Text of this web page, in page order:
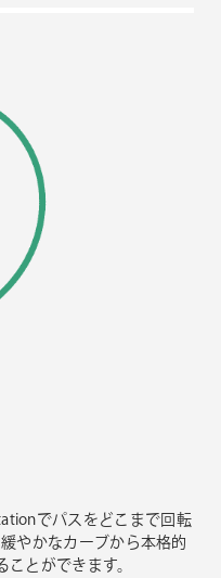
でパスをどこまで回転
やかなカーブから本格的
とができます。